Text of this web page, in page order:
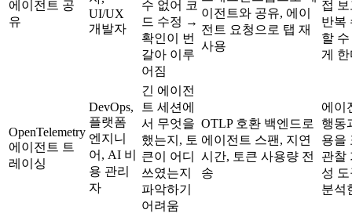
에이전트 공
유
UI/UX
개발자
수 없어 코
드 수정 →
확인이 번
갈아 이루
어짐
이전트와 공유, 에이
전트 요청으로 탭 재
사용
접
반복
할
게 한
OpenTelemetry
에이전트 트
레이싱
DevOps,
플랫폼
엔지니
어, AI 비
용 관리
자
긴 에이전
트 세션에
서 무엇을
했는지, 토
큰이 어디
쓰였는지
파악하기
어려움
OTLP 호환 백엔드로
에이전트 스팬, 지연
시간, 토큰 사용량 전
송
에이
행동
용을
관찰
성
분석